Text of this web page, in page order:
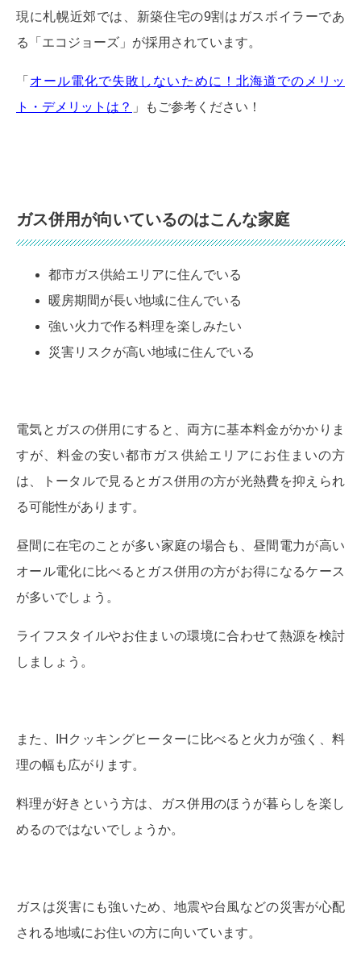
現に札幌近郊では、新築住宅の9割はガスボイラーであ
る「エコジョーズ」が採用されています。
「 オール電化で失敗しないために！北海道でのメリッ
ト・デメリットは？ 」もご参考ください！
ガス併用が向いているのはこんな家庭
都市ガス供給エリアに住んでいる
暖房期間が長い地域に住んでいる
強い火力で作る料理を楽しみたい
災害リスクが高い地域に住んでいる
電気とガスの併用にすると、両方に基本料金がかかりま
すが、料金の安い都市ガス供給エリアにお住まいの方
は、トータルで見るとガス併用の方が光熱費を抑えられ
る可能性があります。
昼間に在宅のことが多い家庭の場合も、昼間電力が高い
オール電化に比べるとガス併用の方がお得になるケース
が多いでしょう。
ライフスタイルやお住まいの環境に合わせて熱源を検討
しましょう。
また、IHクッキングヒーターに比べると火力が強く、料
理の幅も広がります。
料理が好きという方は、ガス併用のほうが暮らしを楽し
めるのではないでしょうか。
ガスは災害にも強いため、地震や台風などの災害が心配
される地域にお住いの方に向いています。